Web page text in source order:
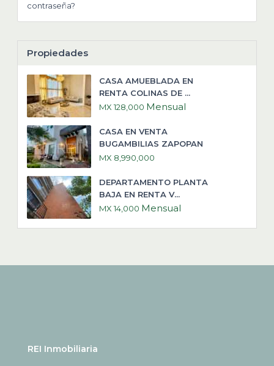
contraseña?
Propiedades
CASA AMUEBLADA EN
RENTA COLINAS DE ...
MX 128,000 Mensual
CASA EN VENTA
BUGAMBILIAS ZAPOPAN
MX 8,990,000
DEPARTAMENTO PLANTA
BAJA EN RENTA V...
MX 14,000 Mensual
REI Inmobiliaria